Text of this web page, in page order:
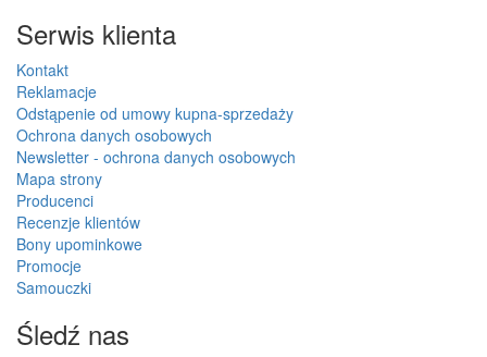
Serwis klienta
Kontakt
Reklamacje
Odstąpenie od umowy kupna-sprzedaży
Ochrona danych osobowych
Newsletter - ochrona danych osobowych
Mapa strony
Producenci
Recenzje klientów
Bony upominkowe
Promocje
Samouczki
Śledź nas